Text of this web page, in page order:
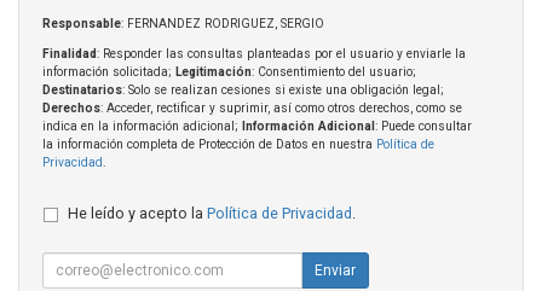
Responsable: FERNANDEZ RODRIGUEZ, SERGIO
Finalidad: Responder las consultas planteadas por el usuario y enviarle la
información solicitada; Legitimación: Consentimiento del usuario;
Destinatarios: Solo se realizan cesiones si existe una obligación legal;
Derechos: Acceder, rectificar y suprimir, así como otros derechos, como se
indica en la información adicional;
Información Adicional : Puede consultar
la información completa de Protección de Datos en nuestra Política de
Privacidad
He leído y acepto la Política de Privacidad
Enviar